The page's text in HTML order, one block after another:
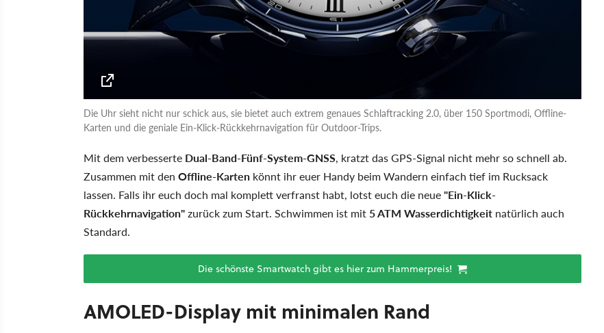
Die Uhr sieht nicht nur schick aus, sie bietet auch extrem genaues Schlaftracking 2.0, über 150 Sportmodi, Offline-
Karten und die geniale Ein-Klick-Rückkehrnavigation für Outdoor-Trips.
Mit dem verbesserte Dual-Band-Fünf-System-GNSS, kratzt das GPS-Signal nicht mehr so schnell ab.
Zusammen mit den Offline-Karten könnt ihr euer Handy beim Wandern einfach tief im Rucksack
lassen. Falls ihr euch doch mal komplett verfranst habt, lotst euch die neue"Ein-Klick-
Rückkehrnavigation"zurück zum Start. Schwimmen ist mit 5 ATM Wasserdichtigkeit natürlich auch
Standard.
Die schönste Smartwatch gibt es hier zum Hammerpreis!
AMOLED-Display mit minimalen Rand